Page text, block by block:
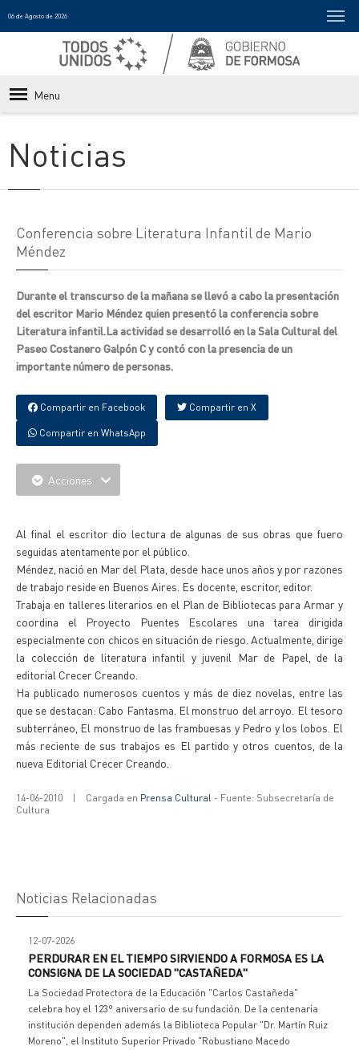
06 de Agosto de 2026
Menu
Noticias
Conferencia sobre Literatura Infantil de Mario
Méndez
Durante el transcurso de la mañana se llevó a cabo la presentación
del escritor Mario Méndez quien presentó la conferencia sobre
Literatura infantil.La actividad se desarrolló en la Sala Cultural del
Paseo Costanero Galpón C y contó con la presencia de un
importante número de personas.
Compartir en Facebook Compartir en X
Compartir en WhatsApp
Acciones
Al final el escritor dio lectura de algunas de sus obras que fuero
seguidas atentamente por el público.
Méndez, nació en Mar del Plata, desde hace unos años y por razones
de trabajo reside en Buenos Aires. Es docente, escritor, editor.
Trabaja en talleres literarios en el Plan de Bibliotecas para Armar y
coordina el Proyecto Puentes Escolares una tarea dirigida
especialmente con chicos en situación de riesgo. Actualmente, dirige
la colección de literatura infantil y juvenil Mar de Papel, de la
editorial Crecer Creando.
Ha publicado numerosos cuentos y más de diez novelas, entre las
que se destacan: Cabo Fantasma. El monstruo del arroyo. El tesoro
subterráneo, El monstruo de las frambuesas y Pedro y los lobos. El
más reciente de sus trabajos es El partido y otros cuentos, de la
nueva Editorial Crecer Creando.
14-06-2010 | Cargada en Prensa Cultural - Fuente: Subsecretaría de
Cultura
Noticias Relacionadas
12-07-2026
PERDURAR EN EL TIEMPO SIRVIENDO A FORMOSA ES LA
CONSIGNA DE LA SOCIEDAD "CASTAÑEDA"
La Sociedad Protectora de la Educación "Carlos Castañeda"
celebra hoy el 123º aniversario de su fundación. De la centenaria
institución dependen además la Biblioteca Popular "Dr. Martín Ruiz
Moreno", el Instituto Superior Privado "Robustiano Macedo